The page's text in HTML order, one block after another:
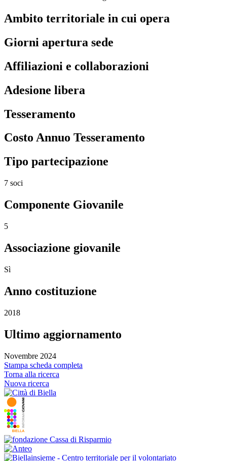
Ambito territoriale in cui opera
Giorni apertura sede
Affiliazioni e collaborazioni
Adesione libera
Tesseramento
Costo Annuo Tesseramento
Tipo partecipazione
7 soci
Componente Giovanile
5
Associazione giovanile
Sì
Anno costituzione
2018
Ultimo aggiornamento
Novembre 2024
Stampa scheda completa
Torna alla ricerca
Nuova ricerca